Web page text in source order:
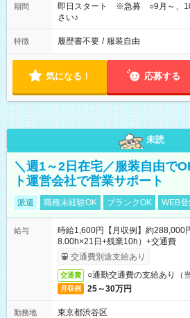
期間
即日スタート ※急募 ○9月～、
さい♪
特徴 履歴書不要 / 服装自由
気になる！ 応募する
未読
＼週1～2日在宅／服装自由で
ト運営会社で営業サポート
派遣 職種未経験OK ブランクOK WEB
給与
時給1,600円【月収例】約288,000
8.00h×21日+残業10h）+交通費
交通費別途支給あり
交通費 ○通勤交通費の支給あり（
月収例 25～30万円
勤務地
東京都渋谷区